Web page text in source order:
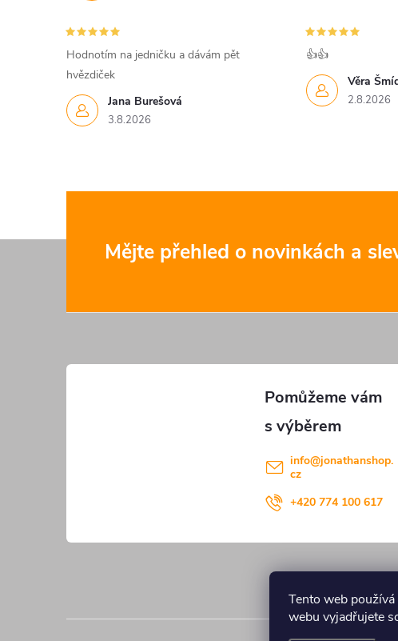
Tento web
webu vyjadřujete
Jana Burešová
3.8.2026
Hodnotím na jedničku a dávám pět
hvězdiček
Věra
2.8.2026
👍👍
Mějte přehled o novinkách a
info@jonathanshop.
cz
+420 774 100 617